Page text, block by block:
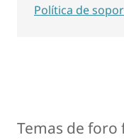
Temas de foro
Política de